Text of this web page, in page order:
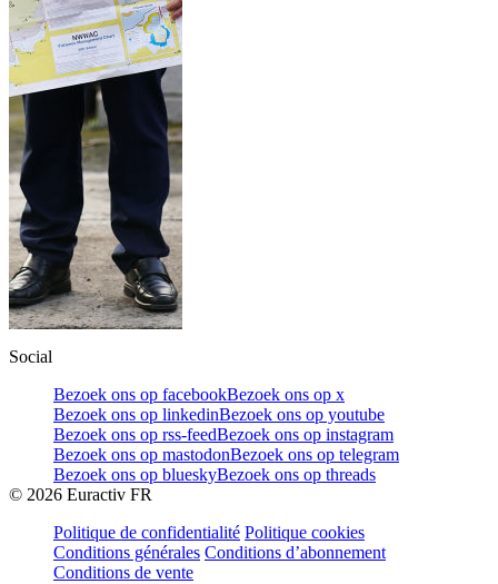
Social
Bezoek ons op facebookBezoek ons op x
Bezoek ons op linkedinBezoek ons op youtube
Bezoek ons op rss-feedBezoek ons op instagram
Bezoek ons op mastodonBezoek ons op telegram
Bezoek ons op blueskyBezoek ons op threads
© 2026 Euractiv FR
Politique de confidentialité Politique cookies
Conditions générales Conditions d’abonnement
Conditions de vente